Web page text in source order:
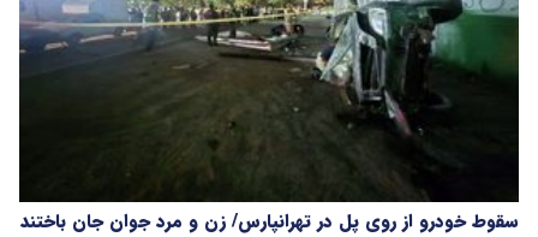
سقوط خودرو از روی پل در تهرانپارس/ زن و مرد جوان جان باختند